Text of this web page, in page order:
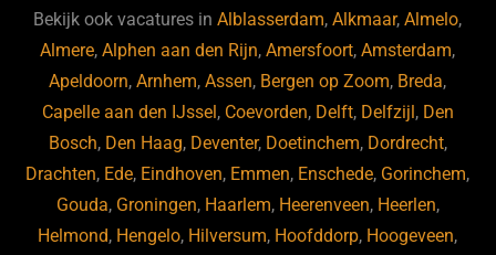
b
o
o
k
ky dI
n
Bekijk ook vacatures inAlblasserdam,Alkmaar,Almelo,
Almere,Alphen aan den Rijn,Amersfoort,Amsterdam,
Apeldoorn,Arnhem,Assen, Bergen op Zoom, Breda,
Capelle aan den IJssel, Coevorden, Delft, Delfzijl, Den
Bosch, Den Haag, Deventer, Doetinchem, Dordrecht,
Drachten, Ede, Eindhoven, Emmen, Enschede, Gorinchem,
Gouda, Groningen, Haarlem, Heerenveen, Heerlen,
Helmond, Hengelo, Hilversum, Hoofddorp, Hoogeveen,